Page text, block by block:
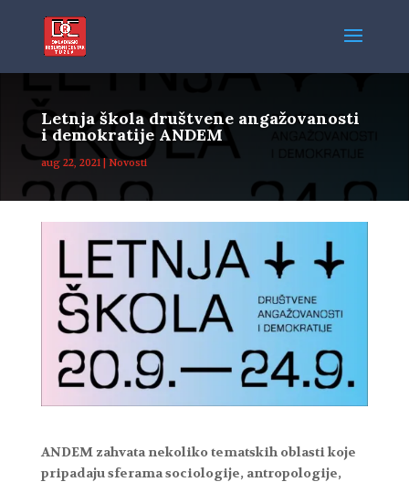
Letnja škola društvene angažovanosti
i demokratije ANDEM
aug 22, 2021| Novosti
ANDEM zahvata nekoliko tematskih oblasti koje
pripadaju sferama sociologije, antropologije,